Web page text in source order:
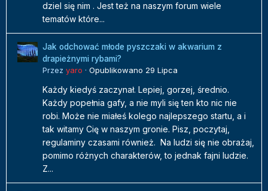
dziel się nim . Jest też na naszym forum wiele
tematów które...
Jak odchować młode pyszczaki w akwarium z
drapieżnymi rybami?
Przez yaro · Opublikowano 29 Lipca
Każdy kiedyś zaczynał. Lepiej, gorzej, średnio.
Każdy popełnia gafy, a nie myli się ten kto nic nie
robi. Może nie miałeś kolego najlepszego startu, a i
tak witamy Cię w naszym gronie. Pisz, poczytaj,
regulaminy czasami również. Na ludzi się nie obrażaj,
pomimo różnych charakterów, to jednak fajni ludzie.
Z...